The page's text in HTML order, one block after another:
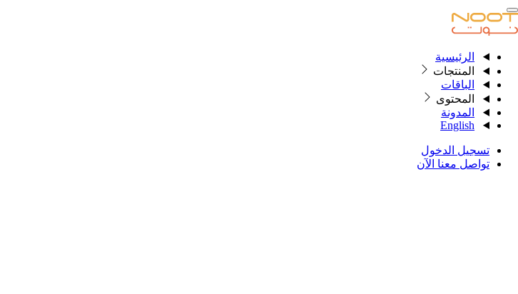
الرئيسية
المنتجات
الباقات
المحتوى
الرئيسية
المنتجات
الباقات
المحتوى
المدونة
English
تسجيل الدخول
تواصل معنا الآن